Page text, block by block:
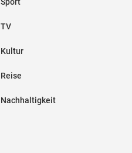
TV
Kultur
Reise
Nachhaltigkeit